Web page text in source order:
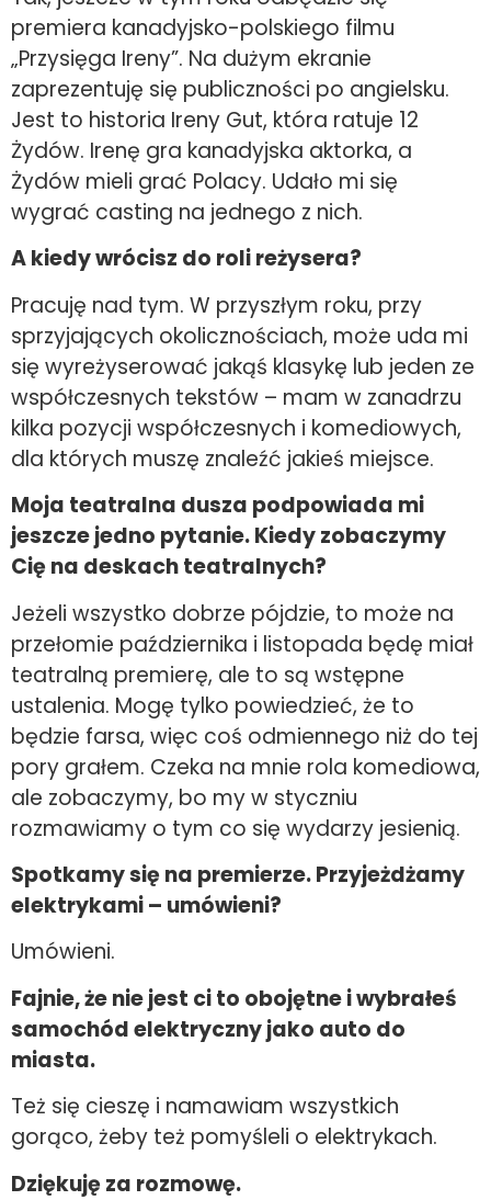
premiera kanadyjsko-polskiego filmu
„Przysięga Ireny”. Na dużym ekranie
zaprezentuję się publiczności po angielsku.
Jest to historia Ireny Gut, która ratuje 12
Żydów. Irenę gra kanadyjska aktorka, a
Żydów mieli grać Polacy. Udało mi się
wygrać casting na jednego z nich.
A kiedy wrócisz do roli reżysera?
Pracuję nad tym. W przyszłym roku, przy
sprzyjających okolicznościach, może uda mi
się wyreżyserować jakąś klasykę lub jeden ze
współczesnych tekstów – mam w zanadrzu
kilka pozycji współczesnych i komediowych,
dla których muszę znaleźć jakieś miejsce.
Moja teatralna dusza podpowiada mi
jeszcze jedno pytanie. Kiedy zobaczymy
Cię na deskach teatralnych?
Jeżeli wszystko dobrze pójdzie, to może na
przełomie października i listopada będę miał
teatralną premierę, ale to są wstępne
ustalenia. Mogę tylko powiedzieć, że to
będzie farsa, więc coś odmiennego niż do tej
pory grałem. Czeka na mnie rola komediowa,
ale zobaczymy, bo my w styczniu
rozmawiamy o tym co się wydarzy jesienią.
Spotkamy się na premierze. Przyjeżdżamy
elektrykami – umówieni?
Umówieni.
Fajnie, że nie jest ci to obojętne i wybrałeś
samochód elektryczny jako auto do
miasta.
Też się cieszę i namawiam wszystkich
gorąco, żeby też pomyśleli o elektrykach.
Dziękuję za rozmowę.